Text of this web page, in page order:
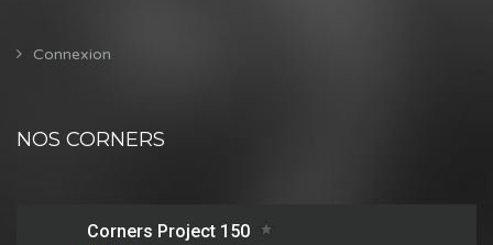
Connexion
NOS CORNERS